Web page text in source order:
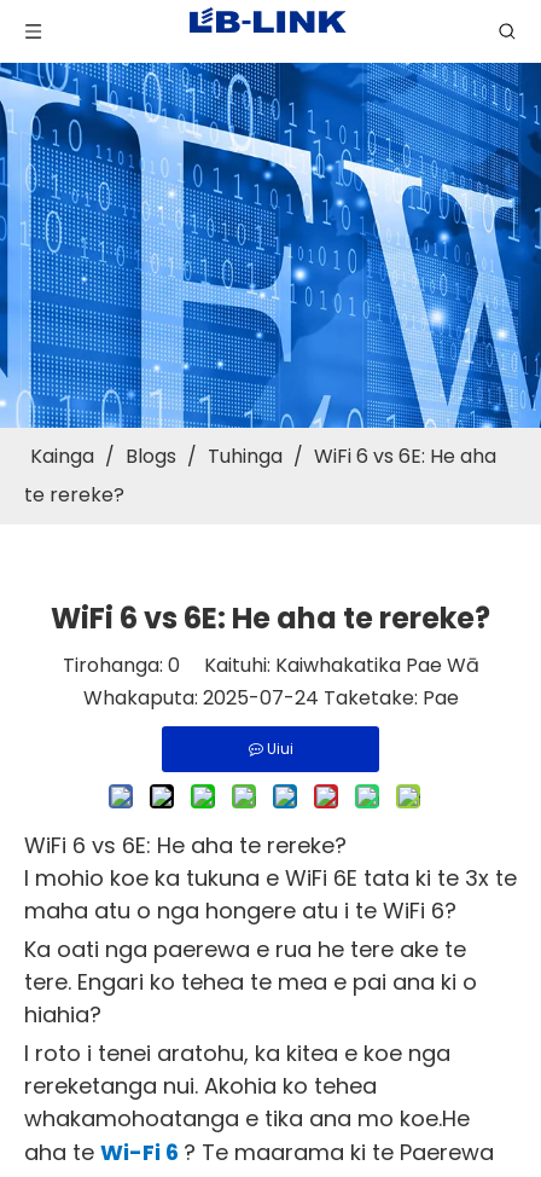
Kainga / Blogs / Tuhinga / WiFi 6 vs 6E: He aha
te rereke?
WiFi 6 vs 6E: He aha te rereke?
Tirohanga: 0Kaituhi: Kaiwhakatika Pae Wā
Whakaputa: 2025-07-24 Taketake: Pae
Uiui
WiFi 6 vs 6E: He aha te rereke?
I mohio koe ka tukuna e WiFi 6E tata ki te 3x te
maha atu o nga hongere atu i te WiFi 6?
Ka oati nga paerewa e rua he tere ake te
tere. Engari ko tehea te mea e pai ana ki o
hiahia?
I roto i tenei aratohu, ka kitea e koe nga
rereketanga nui. Akohia ko tehea
whakamohoatanga e tika ana mo koe.He
aha te Wi-Fi 6 ? Te maarama ki te Paerewa